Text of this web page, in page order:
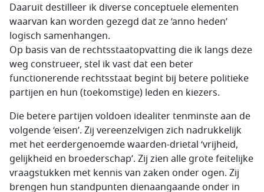
Daaruit destilleer ik diverse conceptuele elementen
waarvan kan worden gezegd dat ze ‘anno heden’
logisch samenhangen.
Op basis van de rechtsstaatopvatting die ik langs deze
weg construeer, stel ik vast dat een beter
functionerende rechtsstaat begint bij betere politieke
partijen en hun (toekomstige) leden en kiezers.
Die betere partijen voldoen idealiter tenminste aan de
volgende ‘eisen’. Zij vereenzelvigen zich nadrukkelijk
met het eerdergenoemde waarden-drietal ‘vrijheid,
gelijkheid en broederschap’. Zij zien alle grote feitelijke
vraagstukken met kennis van zaken onder ogen. Zij
brengen hun standpunten dienaangaande onder in